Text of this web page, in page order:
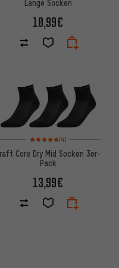
Lange Socken
10,99€
auf 5 Bewertungen
Bewertungen: 5 von 5
(4)
Core Dry Mid Socken 3er-
Pack
13,99€